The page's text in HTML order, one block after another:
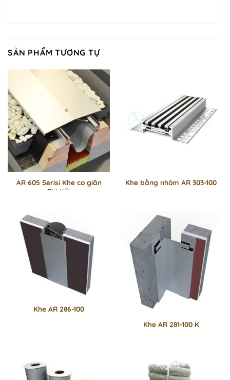
SẢN PHẨM TƯƠNG TỰ
AR 605 Serisi Khe co giãn
Chi tiết
Khe bằng nhôm AR 303-100
Khe AR 286-100
Khe AR 281-100 K